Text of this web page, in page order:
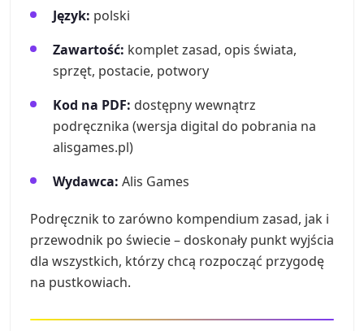
Język: polski
Zawartość: komplet zasad, opis świata,
sprzęt, postacie, potwory
Kod na PDF: dostępny wewnątrz
podręcznika (wersja digital do pobrania na
alisgames.pl)
Wydawca: Alis Games
Podręcznik to zarówno kompendium zasad, jak i
przewodnik po świecie – doskonały punkt wyjścia
dla wszystkich, którzy chcą rozpocząć przygodę
na pustkowiach.